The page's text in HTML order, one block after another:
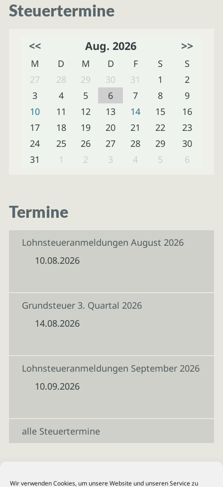
Wir verwenden Cookies, um unsere Website und unseren Service zu
Steuertermine
<< Aug. 2026 >>
M D M D F S
S
27
28 29 30 31 1
2
3
4 5 6 7 8
9
10
11 12 13 14 15
16
17
18 19 20 21 22
23
24
25 26 27 28 29
30
31
1 2 3 4 5 6
Termine
Lohnsteueranmeldungen August 2026
10.08.2026
Grundsteuer 3. Quartal 2026
14.08.2026
Lohnsteueranmeldungen September 2026
10.09.2026
alle Steuertermine